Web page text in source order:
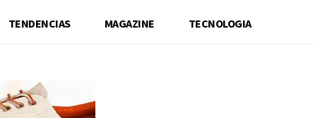
TENDENCIAS MAGAZINE TECNOLOGIA